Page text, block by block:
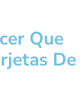
Que
De